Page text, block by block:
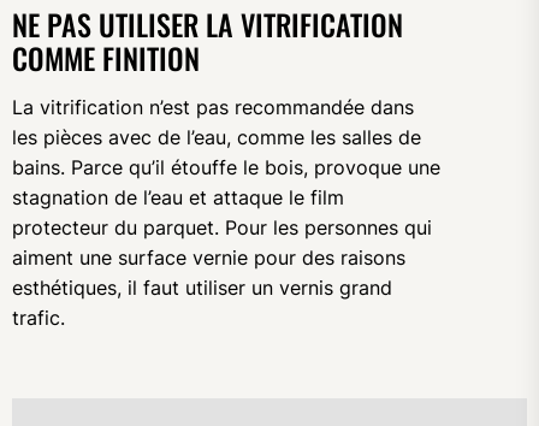
NE PAS UTILISER LA VITRIFICATION
COMME FINITION
La vitrification n’est pas recommandée dans
les pièces avec de l’eau, comme les salles de
bains. Parce qu’il étouffe le bois, provoque une
stagnation de l’eau et attaque le film
protecteur du parquet. Pour les personnes qui
aiment une surface vernie pour des raisons
esthétiques, il faut utiliser un vernis grand
trafic.